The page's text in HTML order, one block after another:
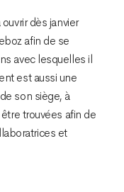
dès janvier
afin de se
avec lesquelles il
est aussi une
son siège, à
trouvées afin de
et